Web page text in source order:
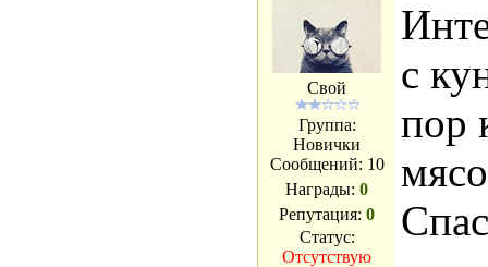
Свой
Группа:
Новички
Сообщений: 10
Награды: 0
Репутация: 0
Статус:
Отсутствую
с
пор